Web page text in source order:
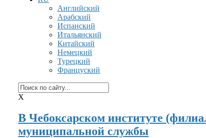
Английский
Арабский
Испанский
Итальянский
Китайский
Немецкий
Турецкий
Француский
X
В Чебоксарском институте
муниципальной службы